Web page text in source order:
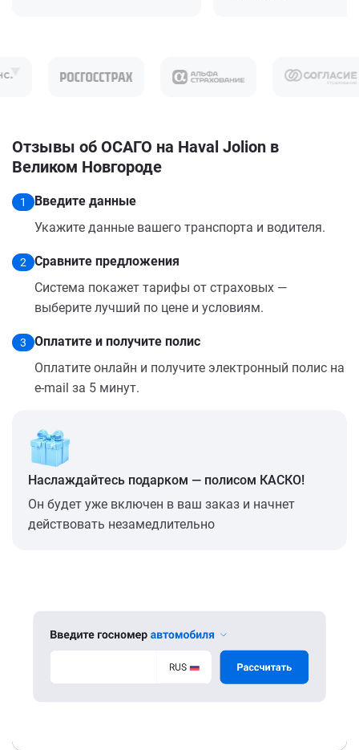
Отзывы об ОСАГО на Haval Jolion в
Великом Новгороде
1
Введите данные
Укажите данные вашего транспорта и водителя.
2
Сравните предложения
Система покажет тарифы от страховых —
выберите лучший по цене и условиям.
3
Оплатите и получите полис
Оплатите онлайн и получите электронный полис на
e-mail за 5 минут.
Наслаждайтесь подарком — полисом КАСКО!
Он будет уже включен в ваш заказ и начнет
действовать незамедлительно